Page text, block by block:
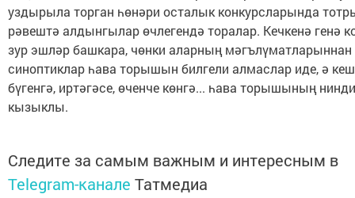
уздырыла торган һөнәри осталык конкурсларында
рәвештә алдынгылар өчлегендә торалар. Кечкенә генә
зур эшләр башкара, чөнки аларның
синоптиклар һава торышын билгели алмаслар иде, ә
бүгенгә, иртәгәсе, өченче көнгә... һава торышының
кызыклы.
Следите за самым важным и интересным в
Telegram-канале Татмедиа